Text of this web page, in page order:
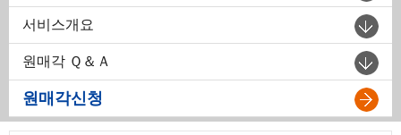
서비스개요
원매각 Ｑ＆Ａ
원매각신청